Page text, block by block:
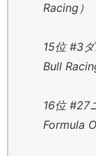
Racing）
15位 #3
Bull
16位 #27
Formula